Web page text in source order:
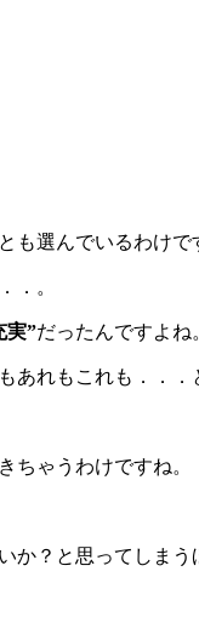
も選んでいるわけで
．。
実”だったんですよね
れもこれも．．．
ちゃうわけですね。
か？と思ってしま